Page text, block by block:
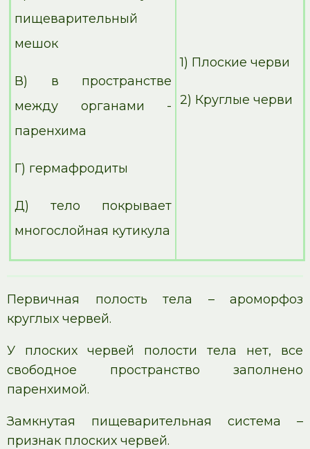
пищеварительный
мешок
В) в пространстве
между органами -
паренхима
Г) гермафродиты
Д) тело покрывает
многослойная кутикула
1) Плоские черви
2) Круглые черви
Первичная полость тела – ароморфоз
круглых червей.
У плоских червей полости тела нет, все
свободное пространство заполнено
паренхимой.
Замкнутая пищеварительная система –
признак плоских червей.